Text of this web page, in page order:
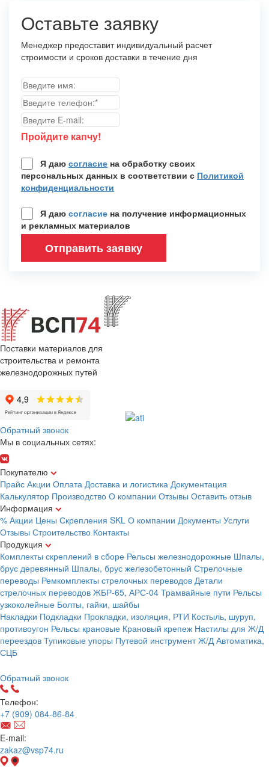
Оставьте заявку
Менеджер предоставит индивидуальный расчет
строимости и сроков доставки в течение дня
Пройдите капчу!
Я даю согласие на обработку своих
персональных данных в соответствии с Политикой
конфиденциальности
Я даю согласие на получение информационных
и рекламных материалов
Отправить заявку
Поставки материалов для
строительства и ремонта
железнодорожных путей
Обратный звонок
Мы в социальных сетях:
Покупателю
Прайс Акции Оплата Доставка и логистика Документация
Калькулятор Производство О компании Отзывы Оставить отзыв
Информация
% Акции Цены Скрепления SKL О компании Документы Услуги
Отзывы Строительство Контакты
Продукция
Комплекты скреплений в сборе Рельсы железнодорожные Шпалы,
брус деревянный Шпалы, брус железобетонный Стрелочные
переводы Ремкомплекты стрелочных переводов Детали
стрелочных переводов ЖБР-65, АРС-04 Трамвайные пути Рельсы
узкоколейные Болты, гайки, шайбы
Накладки Подкладки Прокладки, изоляция, РТИ Костыль, шуруп,
противоугон Рельсы крановые Крановый крепеж Настилы для Ж/Д
переездов Тупиковые упоры Путевой инструментЖ/Д Автоматика,
СЦБ
Обратный звонок
Телефон:
+7 (909) 084-86-84
E-mail:
zakaz@vsp74.ru